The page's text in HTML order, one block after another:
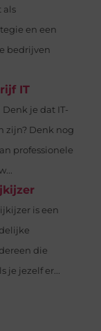
als
en een
bedrijven
IT
Denk je dat IT-
zijn? Denk nog
professionele
is een
die
je jezelf er...